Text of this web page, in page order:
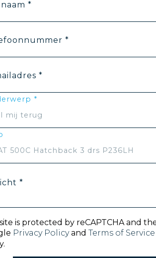
*
*
*
*
*
is protected by reCAPTCHA and
Privacy Policyand Terms of Service